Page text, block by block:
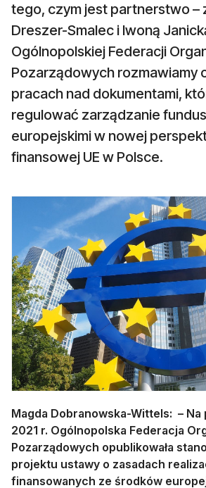
tego, czym jest partnerstwo –
Dreszer-Smalec i Iwoną
Ogólnopolskiej Federacji
Pozarządowych rozmawiamy
pracach nad dokumentami,
regulować zarządzanie
europejskimi w nowej
finansowej UE w Polsce.
Magda Dobranowska-Wittels: – Na
2021 r. Ogólnopolska Federacja
Pozarządowych opublikowała
projektu ustawy o zasadach
finansowanych ze środków